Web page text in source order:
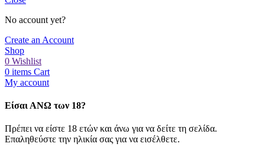
No account yet?
Create an Account
Shop
0 Wishlist
0 items Cart
My account
Είσαι ΑΝΩ των 18?
Πρέπει να είστε 18 ετών και άνω για να δείτε τη σελίδα.
Επαληθεύστε την ηλικία σας για να εισέλθετε.